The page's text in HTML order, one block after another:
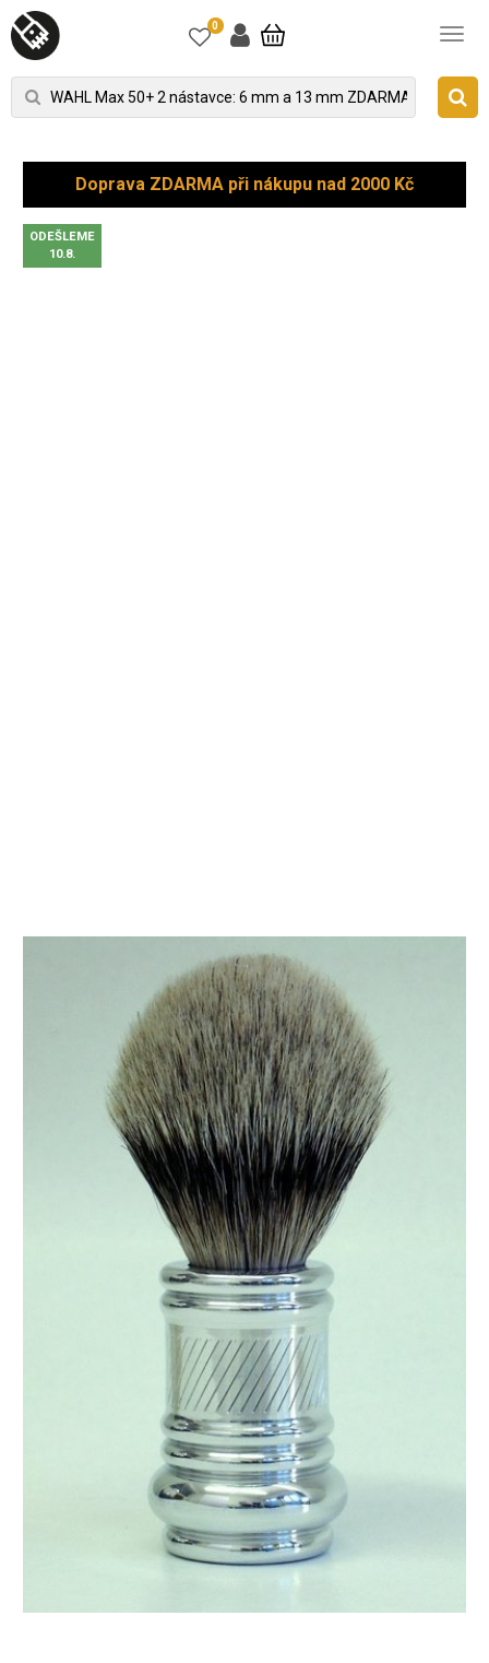
0
Doprava ZDARMA při nákupu nad 2000 Kč
ODEŠLEME
10.8.